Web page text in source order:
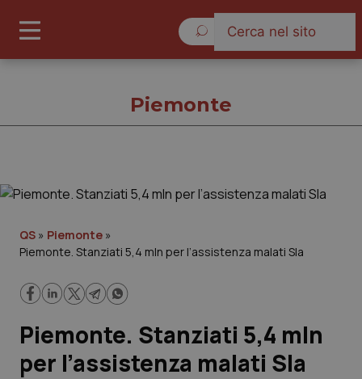
Cronache
Lavoro e Professioni
Piemonte
QS » Piemonte »
Piemonte. Stanziati 5,4 mln per l’assistenza malati Sla
Piemonte. Stanziati 5,4 mln
per l’assistenza malati Sla